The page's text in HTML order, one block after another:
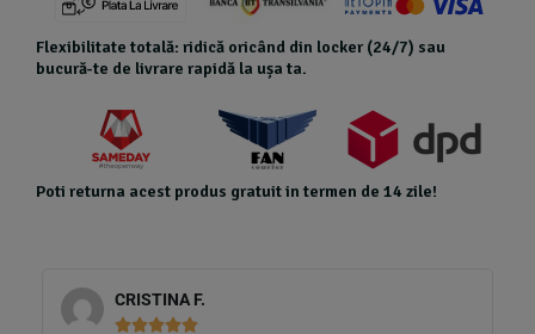
Flexibilitate totală: ridică oricând din locker (24/7) sau
bucură-te de livrare rapidă la ușa ta.
Poti returna acest produs gratuit in termen de 14 zile!
CRISTINA F.
